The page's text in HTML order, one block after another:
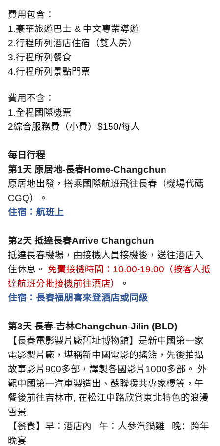
費用包含：
1.豪華旅遊巴士 & 中文專業導遊
2.行程所列酒店住宿（雙人房）
3.行程所列餐食
4.行程所列景點門票
費用不含：
1.全程國際機票
2綜合服務費（小費） $150/每人
每日行程
第1天 原居地-長春Home-Changchun
原居地出發，搭乘國際航班飛往長春（機場代碼
CGQ）。
住宿：航班上
第2天 抵達長春Arrive Changchun
抵達長春機場，由接機人員接機後，送往酒店入
住休息。 免費接機時間： 10:00-19:00 （按客人抵
達航班分批接機前往酒店）
。
住宿：長春福朋喜來登酒店或同級
第3天 長春-吉林Changchun-Jilin (BLD)
【長春電影製片廠舊址博物館】是新中國第一家
電影製片廠，堪稱新中國電影的搖籃，先後拍攝
故事影片 900多部，譯製各國影片 1000多部。 外
觀中國第一汽車製造出、蘇聯援共專家樓等，午
餐後前往吉林市, 在松江中路欣賞東北特色的浪漫
雪景
【餐食】早：酒店內
午：人參汽鍋雞
晚：跨年
晚宴